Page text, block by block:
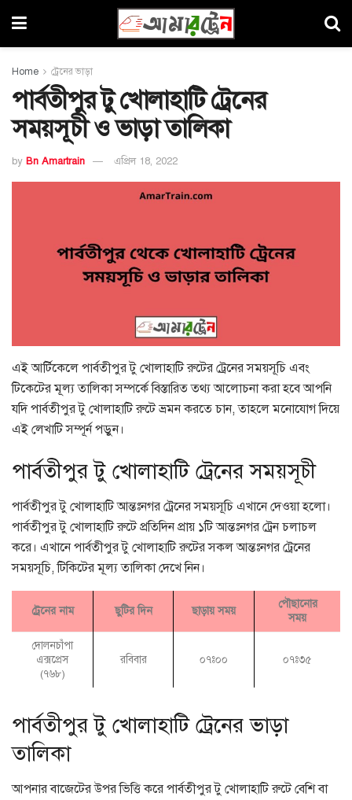
Home ট্রেনের ভাড়া
পার্বতীপুর টু খোলাহাটি ট্রেনের
সময়সূচী ও ভাড়া তালিকা
by Bn Amartrain এপ্রিল 18, 2022
এই আর্টিকেলে পার্বতীপুর টু খোলাহাটি রুটের ট্রেনের সময়সূচি এবং
টিকেটের মূল্য তালিকা সম্পর্কে বিস্তারিত তথ্য আলোচনা করা হবে আপনি
যদি পার্বতীপুর টু খোলাহাটি রুটে ভ্রমন করতে চান, তাহলে মনোযোগ দিয়ে
এই লেখাটি সম্পূর্ন পড়ুন।
পার্বতীপুর টু খোলাহাটি ট্রেনের সময়সূচী
পার্বতীপুর টু খোলাহাটি আন্তঃনগর ট্রেনের সময়সূচি এখানে দেওয়া হলো।
পার্বতীপুর টু খোলাহাটি রুটে প্রতিদিন প্রায় ১টি আন্তঃনগর ট্রেন চলাচল
করে। এখানে পার্বতীপুর টু খোলাহাটি রুটের সকল আন্তঃনগর ট্রেনের
সময়সূচি, টিকিটের মূল্য তালিকা দেখে নিন।
ট্রেনের নাম ছুটির দিন ছাড়ায় সময়
পৌছানোর
সময়
দোলনচাঁপা
এক্সপ্রেস
(৭৬৮)
রবিবার ০৭ঃ০০ ০৭ঃ৩৫
পার্বতীপুর টু খোলাহাটি ট্রেনের ভাড়া
তালিকা
আপনার বাজেটের উপর ভিত্তি করে পার্বতীপুর টু খোলাহাটি রুটে বেশি বা